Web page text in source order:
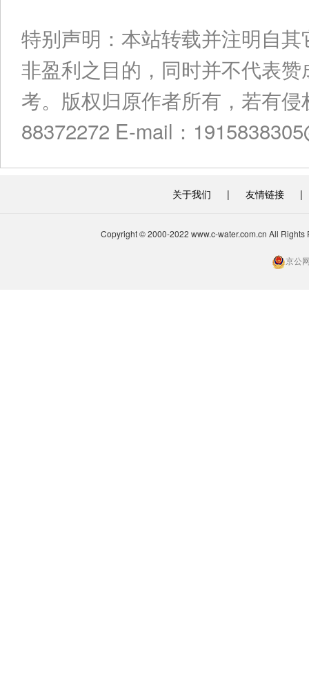
特别声明：本站转载并注明自
非盈利之目的，同时并不代表
考。版权归原作者所有，若有
88372272 E-mail：
关于我们 | 友情链接 |
Copyright © 2000-2022 www.c-water.com.cn All
京公